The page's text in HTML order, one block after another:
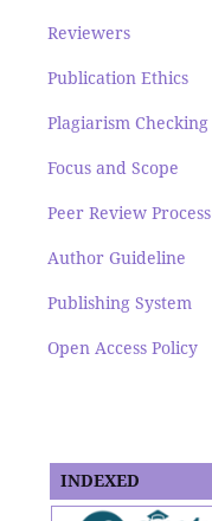
Reviewers
Publication Ethics
Plagiarism Checking
Focus and Scope
Peer Review Process
Author Guideline
Publishing System
Open Access Policy
INDEXED